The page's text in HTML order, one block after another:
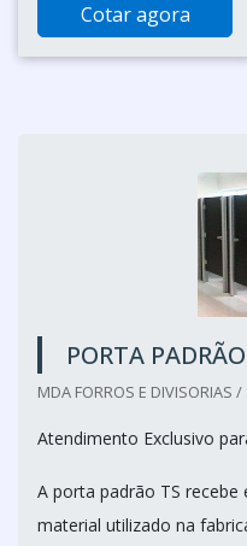
Cotar agora
PORTA
MDA FORROS E DIVISORIAS
Atendimento Exclusivo
A porta padrão TS
material utilizado na